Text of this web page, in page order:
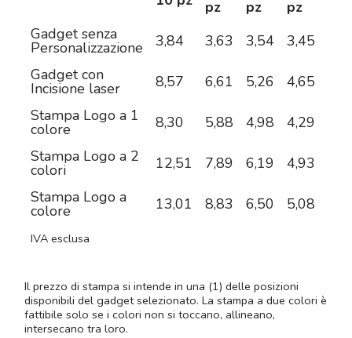
pz pz pz
Gadget senza
Personalizzazione 3,84 3,63 3,54 3,45
Gadget con
Incisione laser 8,57 6,61 5,26 4,65
Stampa Logo a 1
colore 8,30 5,88 4,98 4,29
Stampa Logo a 2
colori 12,51 7,89 6,19 4,93
Stampa Logo a
colore 13,01 8,83 6,50 5,08
IVA esclusa
Il prezzo di stampa si intende in una (1) delle posizioni
disponibili del gadget selezionato. La stampa a due colori è
fattibile solo se i colori non si toccano, allineano,
intersecano tra loro.